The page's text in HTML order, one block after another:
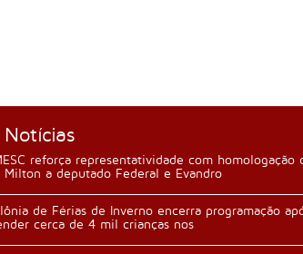
reforça representatividade com homologação
Milton a deputado Federal e Evandro
de Férias de Inverno encerra programação
cerca de 4 mil crianças nos